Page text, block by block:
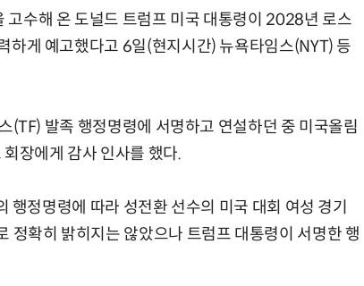
수해 온 도널드 트럼프 미국 대통령이 2028년 로스
하게 예고했다고 6일(현지시간) 뉴욕타임스(NYT) 등
발족 행정명령에 서명하고 연설하던 중 미국올림
장에게 감사 인사를 했다.
정명령에 따라 성전환 선수의 미국 대회 여성 경기
정확히 밝히지는 않았으나 트럼프 대통령이 서명한 행